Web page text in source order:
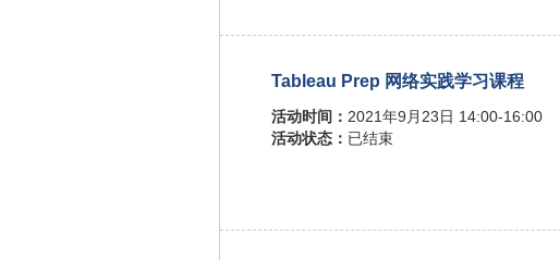
Tableau Prep 网络实践学习课程
活动时间： 2021年9月23日 14:00-16:00
活动状态： 已结束